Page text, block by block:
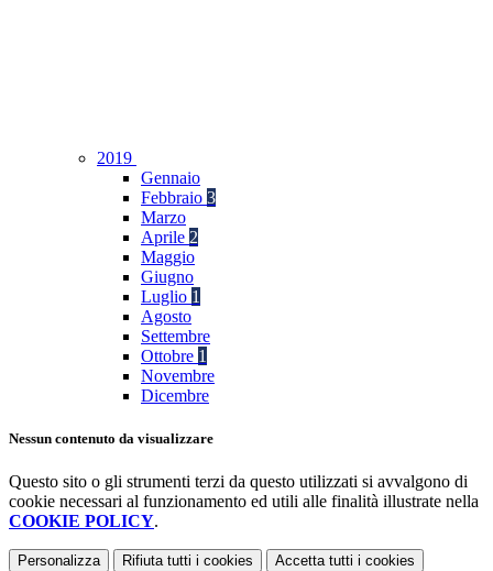
2019
Gennaio
Febbraio 3
Marzo
Aprile 2
Maggio
Giugno
Luglio 1
Agosto
Settembre
Ottobre 1
Novembre
Dicembre
Nessun contenuto da visualizzare
Questo sito o gli strumenti terzi da questo utilizzati si avvalgono di
cookie necessari al funzionamento ed utili alle finalità illustrate nella
COOKIE POLICY.
Personalizza Rifiuta tutti i cookies Accetta tutti i cookies